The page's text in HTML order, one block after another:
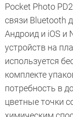
Pocket Photo
связи Bluetooth
Андроид и iOS и
устройств на
используется
комплекте
потребность в
цветные точки